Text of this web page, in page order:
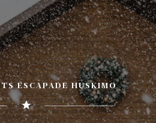
ESCAPADE HUSKIMO